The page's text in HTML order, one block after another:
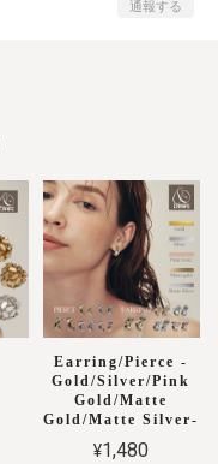
通報する
Earring/Pierce -
Gold/Silver/Pink
Gold/Matte
Gold/Matte Silver-
¥1,480